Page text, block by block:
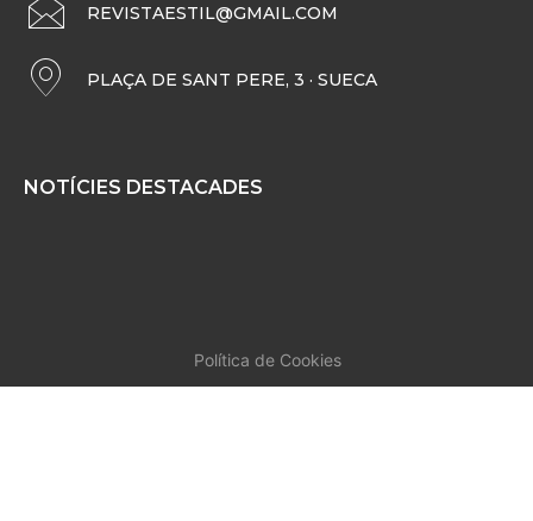
REVISTAESTIL@GMAIL.COM
PLAÇA DE SANT PERE, 3 · SUECA
NOTÍCIES DESTACADES
Política de Cookies